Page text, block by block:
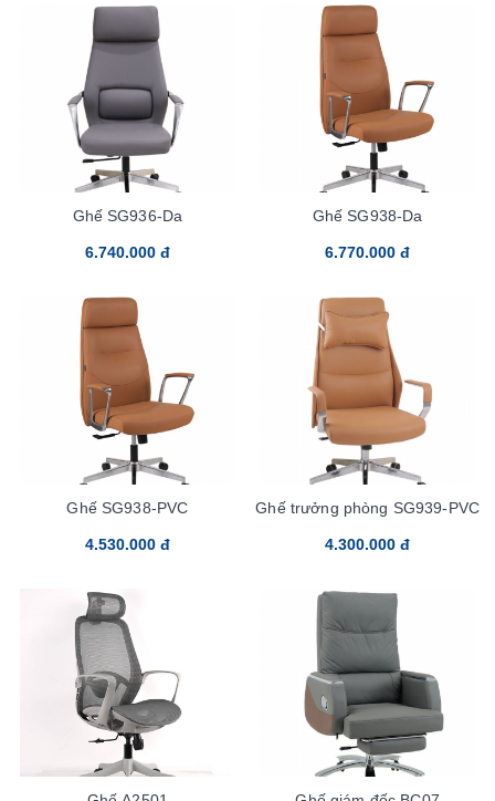
Ghế SG936-Da
6.740.000 đ
Ghế SG938-Da
6.770.000 đ
Ghế SG938-PVC
4.530.000 đ
Ghế trưởng phòng SG939-PVC
4.300.000 đ